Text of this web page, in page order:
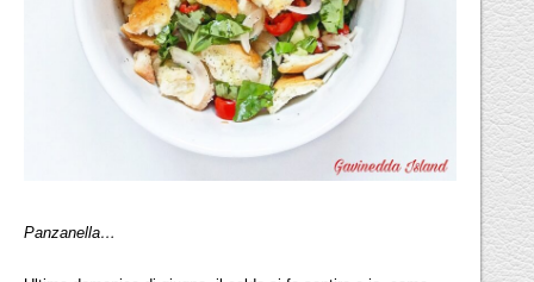
Panzanella…